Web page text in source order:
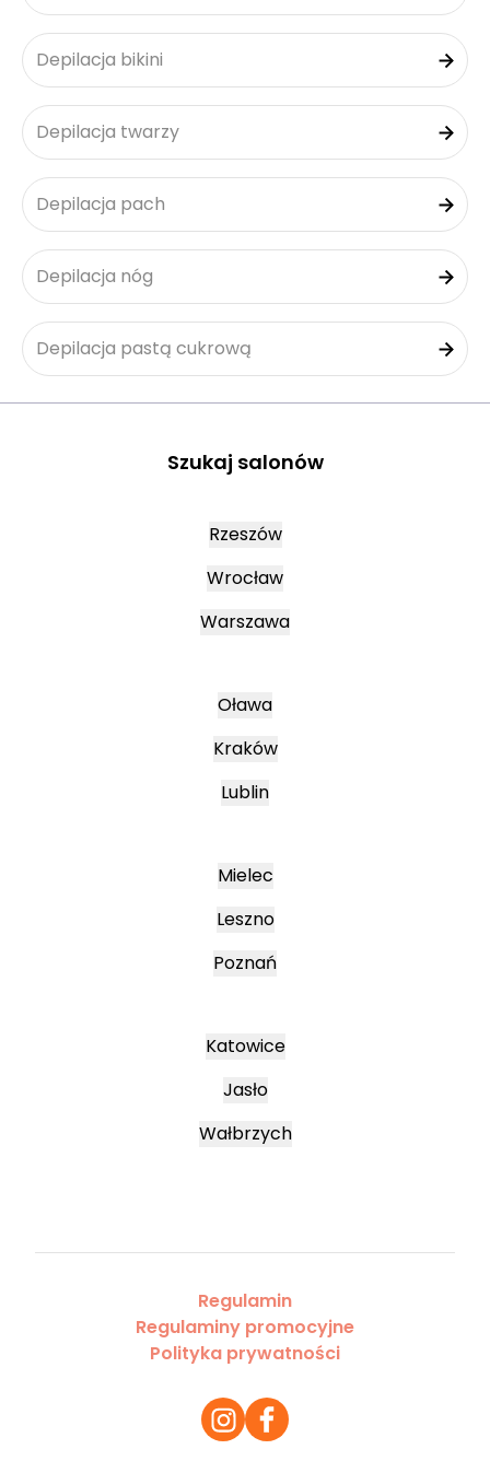
Depilacja bikini
Depilacja twarzy
Depilacja pach
Depilacja nóg
Depilacja pastą cukrową
Szukaj salonów
Rzeszów
Wrocław
Warszawa
Oława
Kraków
Lublin
Mielec
Leszno
Poznań
Katowice
Jasło
Wałbrzych
Regulamin
Regulaminy promocyjne
Polityka prywatności